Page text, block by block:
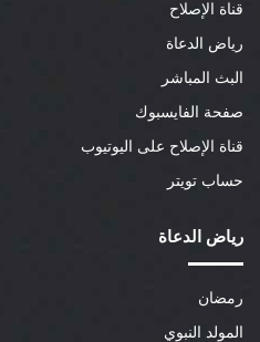
قناة الإصلاح
رياض الدعاة
البث المباشر
صفحة الفايسبوك
قناة الإصلاح على اليوتيوب
حساب تويتر
رياض الدعاة
رمضان
المولد النبوي